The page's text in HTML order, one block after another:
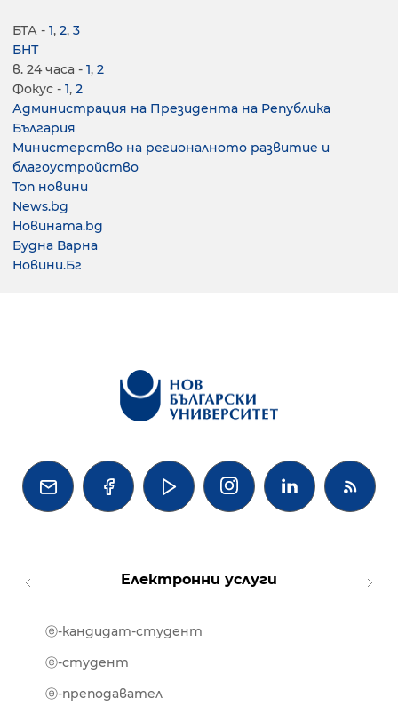
БТА - 1, 2, 3
БНТ
в. 24 часа - 1, 2
Фокус - 1, 2
Администрация на Президента на Република
България
Министерство на регионалното развитие и
благоустройство
Топ новини
News.bg
Новината.bg
Будна Варна
Новини.Бг
   
Електронни услуги
ⓔ-кандидат-студент
ⓔ-студент
ⓔ-преподавател